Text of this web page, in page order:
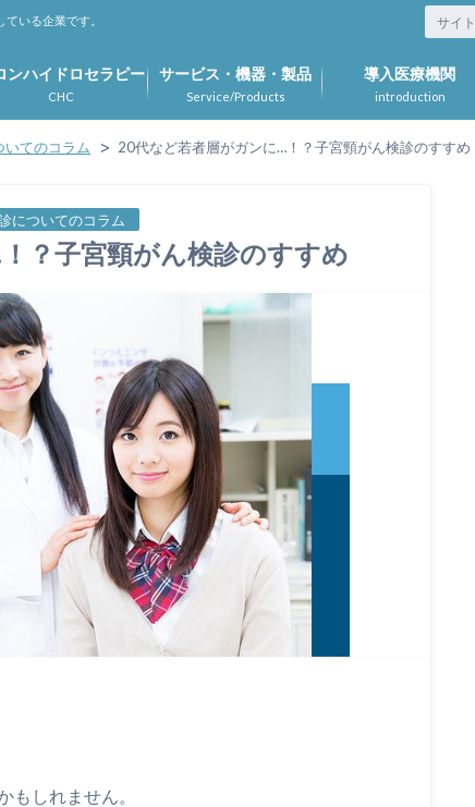
いる企業です。
CHC
ンハイドロセラピー
Service/Products
サービス・機器・製品
introduction
導入医療機関
いてのコラム 20代など若者層がガンに…！？子宮頸がん検診のすすめ
についてのコラム
？子宮頸がん検診のすすめ
もしれません。